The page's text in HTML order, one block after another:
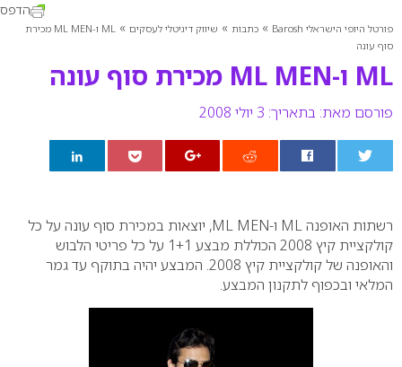
פורטל היופי הישראלי Barosh » כתבות » שיווק דיגיטלי לעסקים »
ML ו-ML MEN מכירת
סוף עונה
ML ו-ML MEN מכירת סוף עונה
פורסם מאת: בתאריך: 3 יולי 2008
הדפס
רשתות האופנהML ו-ML MEN, יוצאות במכירת סוף עונה על כל
קולקציית קיץ 2008 הכוללת מבצע 1+1 על כל פריטי הלבוש
והאופנה של קולקציית קיץ 2008. המבצע יהיה בתוקף עד גמר
המלאי ובכפוף לתקנון המבצע.